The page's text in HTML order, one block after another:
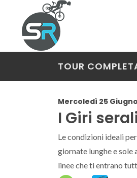
TOUR
Mercoledì 25
I Giri
Le condizioni ideali
giornate lunghe e sole
linee che ti entrano